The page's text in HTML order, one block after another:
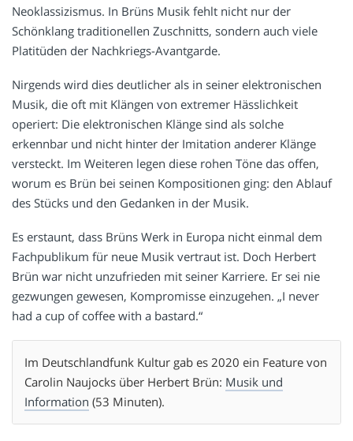
Neoklassizismus. In Brüns Musik fehlt nicht nur der
Schönklang traditionellen Zuschnitts, sondern auch viele
Platitüden der Nachkriegs-Avantgarde.
Nirgends wird dies deutlicher als in seiner elektronischen
Musik, die oft mit Klängen von extremer Hässlichkeit
operiert: Die elektronischen Klänge sind als solche
erkennbar und nicht hinter der Imitation anderer Klänge
versteckt. Im Weiteren legen diese rohen Töne das offen,
worum es Brün bei seinen Kompositionen ging: den Ablauf
des Stücks und den Gedanken in der Musik.
Es erstaunt, dass Brüns Werk in Europa nicht einmal dem
Fachpublikum für neue Musik vertraut ist. Doch Herbert
Brün war nicht unzufrieden mit seiner Karriere. Er sei nie
gezwungen gewesen, Kompromisse einzugehen. „I never
had a cup of coffee with a bastard.“
Im Deutschlandfunk Kultur gab es 2020 ein Feature von
Carolin Naujocks über Herbert Brün: Musik und
Information (53 Minuten).